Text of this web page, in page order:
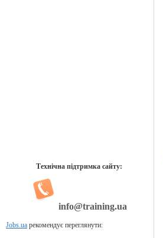
Технічна підтримка сайту:
info@training.ua
Jobs.ua рекомендує переглянути: